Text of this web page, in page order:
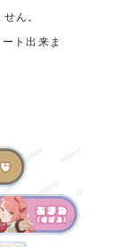
ん。
ト出来ま